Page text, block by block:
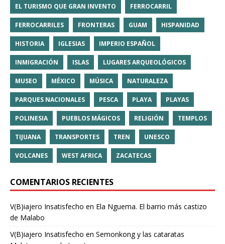
EL TURISMO QUE GRAN INVENTO FERROCARRIL
FERROCARRILES FRONTERAS GUAM HISPANIDAD
HISTORIA IGLESIAS IMPERIO ESPAÑOL
INMIGRACIÓN ISLAS LUGARES ARQUEOLÓGICOS
MUSEO MÉXICO MÚSICA NATURALEZA
PARQUES NACIONALES PESCA PLAYA PLAYAS
POLINESIA PUEBLOS MÁGICOS RELIGIÓN TEMPLOS
TIJUANA TRANSPORTES TREN UNESCO
VOLCANES WEST AFRICA ZACATECAS
COMENTARIOS RECIENTES
V(B)iajero Insatisfecho en Ela Nguema. El barrio más castizo
de Malabo
V(B)iajero Insatisfecho en Semonkong y las cataratas